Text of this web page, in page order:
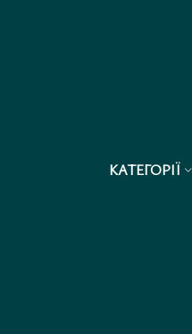
КАТЕГОРІЇ